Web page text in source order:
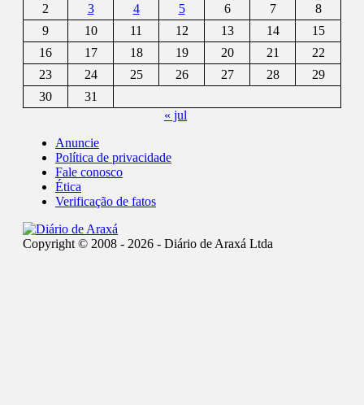
2
3 4 5 6 7
8
9
10 11 12 13 14
15
16
17 18 19 20 21
22
23
24 25 26 27 28
29
30
31
« jul
Anuncie
Política de privacidade
Fale conosco
Ética
Verificação de fatos
Copyright © 2008 - 2026 - Diário de Araxá Ltda